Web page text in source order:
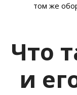
том же
Что
и